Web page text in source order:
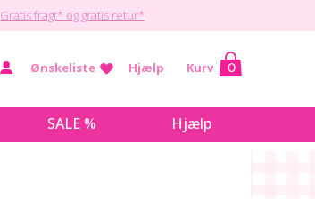
Gratis fragt* og gratis retur*
Kurv 0
Hjælp
Ønskeliste
SALE % Hjælp